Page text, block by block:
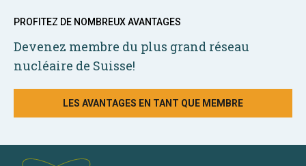
PROFITEZ DE NOMBREUX AVANTAGES
Devenez membre du plus grand réseau
nucléaire de Suisse!
LES AVANTAGES EN TANT QUE MEMBRE